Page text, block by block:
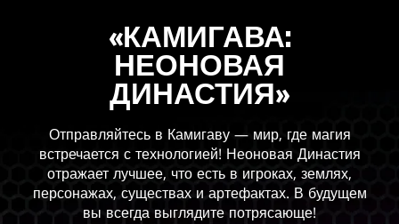
«КАМИГАВА:
НЕОНОВАЯ
ДИНАСТИЯ»
Отправляйтесь в Камигаву — мир, где магия
встречается с технологией! Неоновая Династия
отражает лучшее, что есть в игроках, землях,
персонажах, существах и артефактах. В будущем
вы всегда выглядите потрясающе!